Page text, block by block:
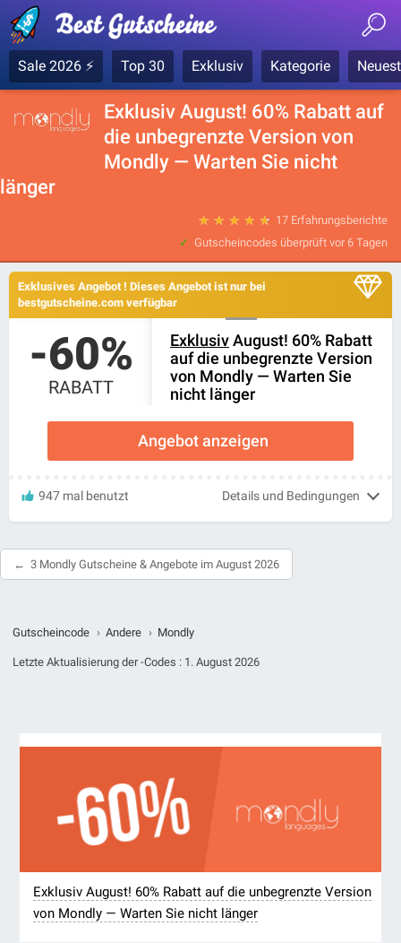
Sale 2026 ⚡ Top 30 Exklusiv Kategorie
Exklusiv August! 60% Rabatt auf
die unbegrenzte Version von
Mondly — Warten Sie nicht
länger
17 Erfahrungsberichte
★
★
★
★
★
Gutscheincodes überprüft vor 6 Tagen
Exklusives Angebot ! Dieses Angebot ist nur bei
bestgutscheine.com verfügbar
-60%
RABATT
ExklusivAugust! 60% Rabatt
auf die unbegrenzte Version
von Mondly — Warten Sie
nicht länger
Angebot anzeigen
947 mal benutzt Details und Bedingungen
3 Mondly Gutscheine & Angebote im August 2026
Gutscheincode › Andere › Mondly
Letzte Aktualisierung der -Codes : 1. August 2026
Exklusiv August! 60% Rabatt auf die unbegrenzte Version
von Mondly — Warten Sie nicht länger